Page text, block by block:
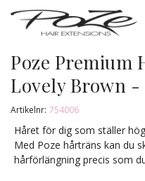
Poze Premium
Lovely Brown -
Artikelnr: 754006
Håret för dig som ställer
Med Poze hårträns kan du
hårförlängning precis som